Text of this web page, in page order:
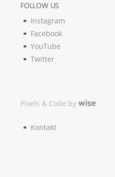
FOLLOW US
Instagram
Facebook
YouTube
Twitter
Pixels & Code by
Kontakt